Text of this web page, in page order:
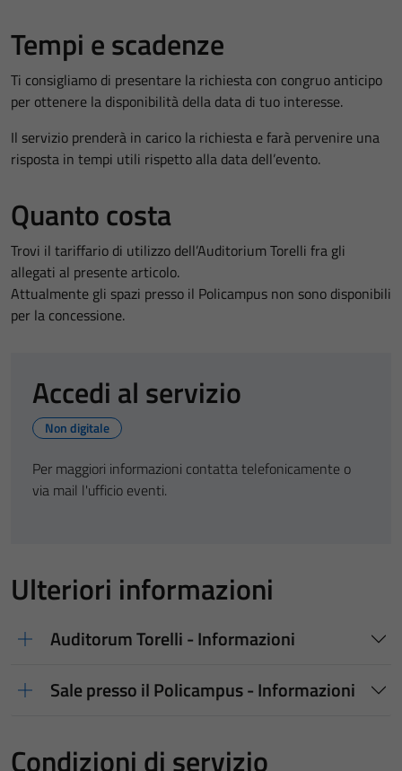
Tempi e scadenze
Ti consigliamo di presentare la richiesta con congruo anticipo
per ottenere la disponibilità della data di tuo interesse.
Il servizio prenderà in carico la richiesta e farà pervenire una
risposta in tempi utili rispetto alla data dell’evento.
Quanto costa
Trovi il tariffario di utilizzo dell’Auditorium Torelli fra gli
allegati al presente articolo.
Attualmente gli spazi presso il Policampus non sono disponibili
per la concessione.
Accedi al servizio
Non digitale
Per maggiori informazioni contatta telefonicamente o
via mail l'ufficio eventi.
Ulteriori informazioni
Auditorum Torelli - Informazioni
Sale presso il Policampus - Informazioni
Condizioni di servizio